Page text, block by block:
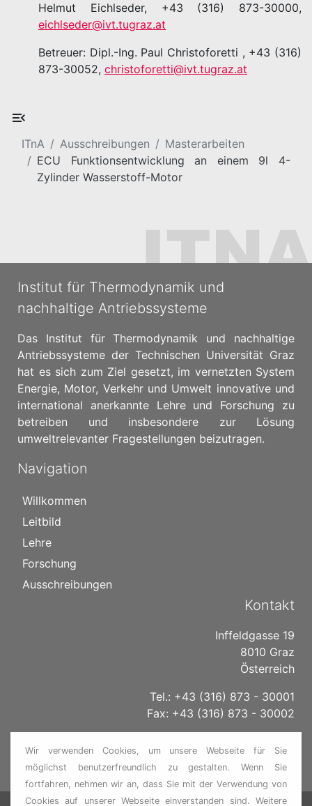
Helmut Eichlseder, +43 (316) 873-30000,
eichlseder@ivt.tugraz.at
Betreuer: Dipl.-Ing. Paul Christoforetti , +43 (316)
873-30052, christoforetti@ivt.tugraz.at
ITnA Ausschreibungen
Masterarbeiten
ECU Funktionsentwicklung an einem 9l 4-
Zylinder Wasserstoff-Motor
Institut für Thermodynamik und
nachhaltige Antriebssysteme
Das Institut für Thermodynamik und nachhaltige
Antriebssysteme der Technischen Universität Graz
hat es sich zum Ziel gesetzt, im vernetzten System
Energie, Motor, Verkehr und Umwelt innovative und
international anerkannte Lehre und Forschung zu
betreiben und insbesondere zur Lösung
umweltrelevanter Fragestellungen beizutragen.
Navigation
Willkommen
Leitbild
Lehre
Forschung
Ausschreibungen
Kontakt
Inffeldgasse 19
8010 Graz
Österreich
Tel.: +43 (316) 873 - 30001
Fax: +43 (316) 873 - 30002
www.itna.tugraz.at
Wir verwenden Cookies, um unsere Webseite für Sie
möglichst benutzerfreundlich zu gestalten. Wenn Sie
fortfahren, nehmen wir an, dass Sie mit der Verwendung von
Cookies auf unserer Webseite einverstanden sind. Weitere